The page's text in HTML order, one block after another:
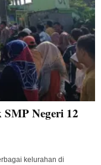
Negeri 12
kelurahan di